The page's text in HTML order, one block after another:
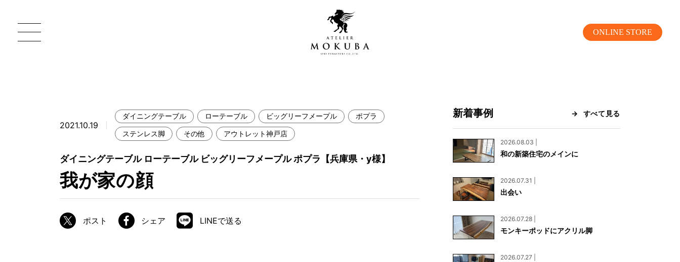
ONLINE STORE
一枚板 ATELIER MOKUBA HOME
MOKUBA について
ブランドコンセプト
加工技術
直営店
新宿ギャラリー
【アウトレット取扱店】
全商品一覧
新入荷情報
納品事例（店舗・オフィス）
よくあるご質問
お問い合わせ
資料請求
お見積もり
工務店様・設計会社様向けお問い合わせ
2021.10.19
ダイニングテーブル ローテーブル ビッグリーフメープル ポプラ
ステンレス脚 その他 アウトレット神戸店
我が家の顔
ダイニングテーブル ローテーブル ビッグリーフメープル ポプラ【兵庫県・y様】
ポスト シェア LINEで送る
新着事例 すべて見る
2026.08.03 |
和の新築住宅のメインに
2026.07.31 |
出会い
2026.07.28 |
モンキーポッドにアクリル脚
2026.07.27 |